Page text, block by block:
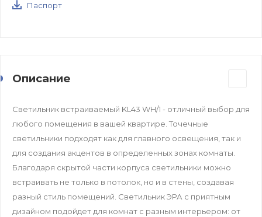
Паспорт
Описание
Светильник встраиваемый KL43 WH/1 - отличный выбор для
любого помещения в вашей квартире. Точечные
светильники подходят как для главного освещения, так и
для создания акцентов в определенных зонах комнаты.
Благодаря скрытой части корпуса светильники можно
встраивать не только в потолок, но и в стены, создавая
разный стиль помещений. Светильник ЭРА с приятным
дизайном подойдет для комнат с разным интерьером: от